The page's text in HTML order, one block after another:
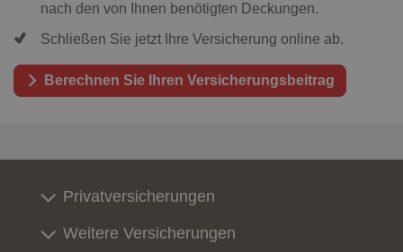
nach den von Ihnen benötigten Deckungen.
Schließen Sie jetzt Ihre Versicherung online ab.
Berechnen Sie Ihren Versicherungsbeitrag
Privatversicherungen
Weitere Versicherungen